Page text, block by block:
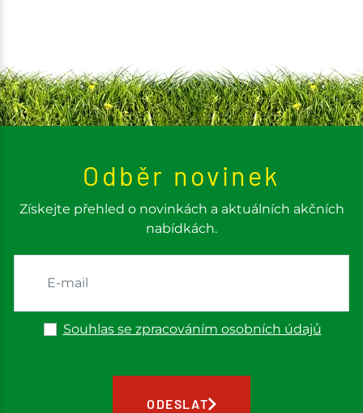
Odběr novinek
Získejte přehled o novinkách a aktuálních akčních
nabídkách.
Souhlas se zpracováním osobních údajů
ODESLAT